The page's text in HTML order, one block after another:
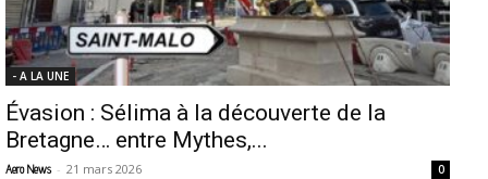
- A LA UNE
Évasion : Sélima à la découverte de la
Bretagne… entre Mythes,...
Aero News - 21 mars 2026 0